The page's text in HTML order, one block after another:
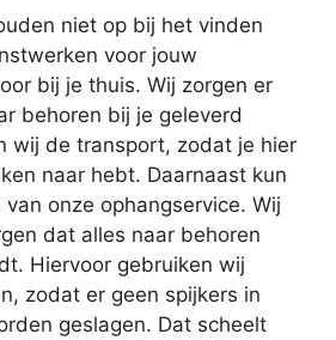
niet op bij het vinden
voor jouw
bij je thuis. Wij zorgen er
behoren bij je geleverd
wij de transport, zodat je hier
naar hebt. Daarnaast kun
onze ophangservice. Wij
dat alles naar behoren
Hiervoor gebruiken wij
zodat er geen spijkers in
geslagen. Dat scheelt